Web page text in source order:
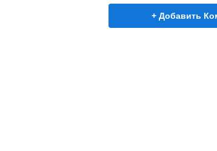
+ Добавить